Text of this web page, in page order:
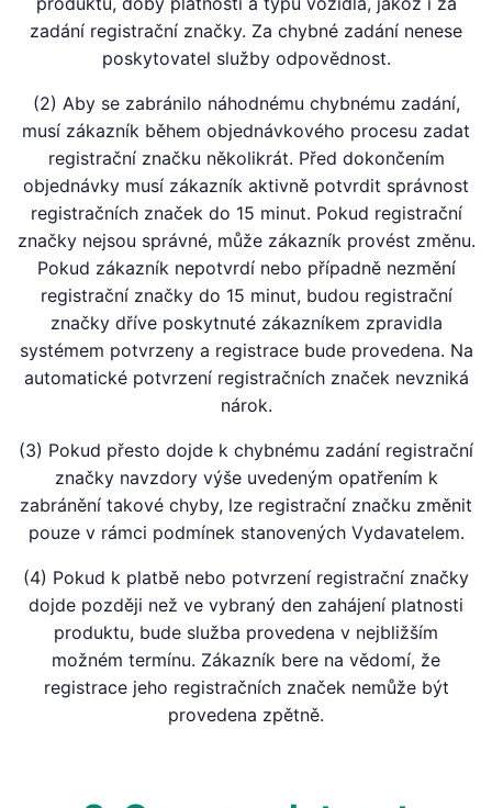
zadání registrační značky. Za chybné zadání nenese
poskytovatel služby odpovědnost.
(2) Aby se zabránilo náhodnému chybnému zadání,
musí zákazník během objednávkového procesu zadat
registrační značku několikrát. Před dokončením
objednávky musí zákazník aktivně potvrdit správnost
registračních značek do 15 minut. Pokud registrační
značky nejsou správné, může zákazník provést změnu.
Pokud zákazník nepotvrdí nebo případně nezmění
registrační značky do 15 minut, budou registrační
značky dříve poskytnuté zákazníkem zpravidla
systémem potvrzeny a registrace bude provedena. Na
automatické potvrzení registračních značek nevzniká
nárok.
(3) Pokud přesto dojde k chybnému zadání registrační
značky navzdory výše uvedeným opatřením k
zabránění takové chyby, lze registrační značku změnit
pouze v rámci podmínek stanovených Vydavatelem.
(4) Pokud k platbě nebo potvrzení registrační značky
dojde později než ve vybraný den zahájení platnosti
produktu, bude služba provedena v nejbližším
možném termínu. Zákazník bere na vědomí, že
registrace jeho registračních značek nemůže být
provedena zpětně.